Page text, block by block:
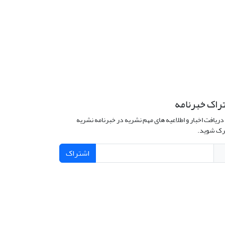
خبرنامه
اخبار و اطلاعیه های مهم نشریه در خبرنامه نشریه
شوید.
اشتراک